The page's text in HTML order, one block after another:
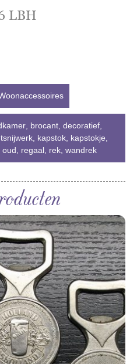
LBH
, brocant, decoratief,
, kapstok, kapstokje,
oud, regaal, rek, wandrek